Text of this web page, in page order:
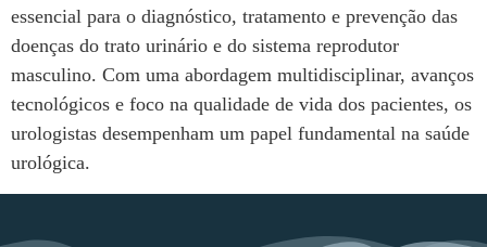
essencial para o diagnóstico, tratamento e prevenção das
doenças do trato urinário e do sistema reprodutor
masculino. Com uma abordagem multidisciplinar, avanços
tecnológicos e foco na qualidade de vida dos pacientes, os
urologistas desempenham um papel fundamental na saúde
urológica.